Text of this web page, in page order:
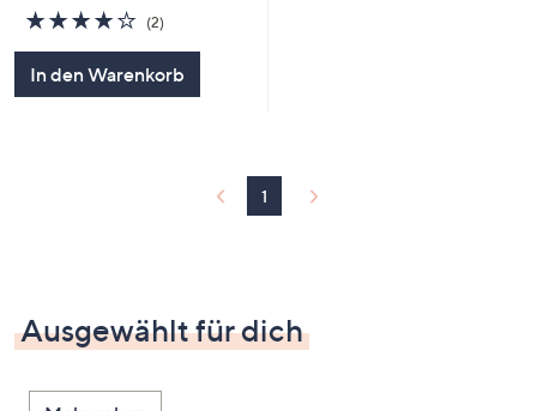
4.0
von
(2)2
In den Warenkorb
1
Ausgewählt für dich